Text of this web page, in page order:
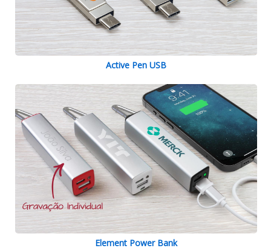
Active Pen USB
Element Power Bank